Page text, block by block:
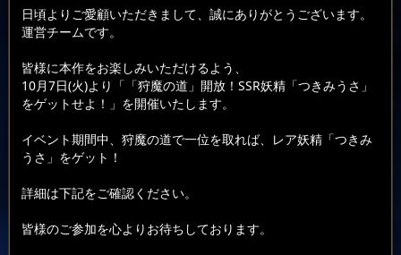
日頃よりご愛顧いただきまして、誠にありがとうございます。
運営チームです。
皆様に本作をお楽しみいただけるよう、
10月7日(火)より「「狩魔の道」開放！SSR妖精「つきみうさ」
をゲットせよ！」を開催いたします。
イベント期間中、狩魔の道で一位を取れば、レア妖精「つきみ
うさ」をゲット！
詳細は下記をご確認ください。
皆様のご参加を心よりお待ちしております。